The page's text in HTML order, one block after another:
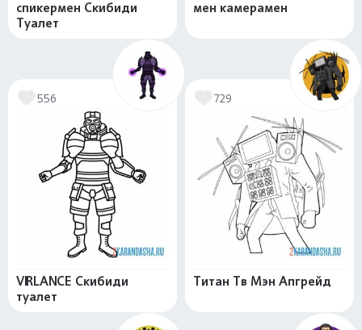
спикермен Скибиди
Туалет
мен камерамен
556
VIRLANCE Скибиди
туалет
729
Титан Тв Мэн Апгрейд